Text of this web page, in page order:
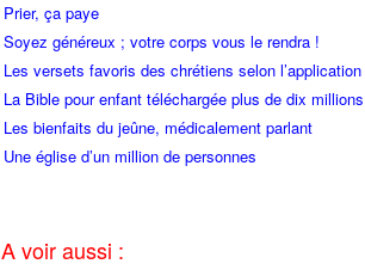
Prier, ça paye
Soyez généreux ; votre corps vous le rendra !
Les versets favoris des chrétiens selon
La Bible pour enfant téléchargée plus de dix
Les bienfaits du jeûne, médicalement parlant
Une église d’un million de personnes
A voir aussi :